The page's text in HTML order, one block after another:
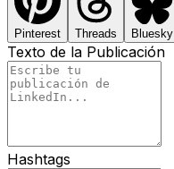
Pinterest Threads Bluesky
Texto de la Publicación
Hashtags